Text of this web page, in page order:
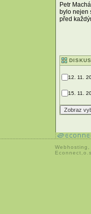
Petr
bylo nejen
před
12. 11.
15. 11.
Webhosting